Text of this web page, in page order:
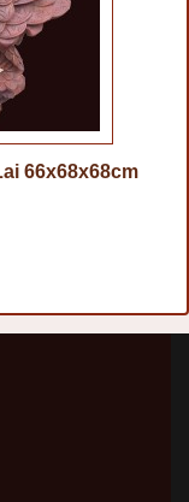
66x68x68cm